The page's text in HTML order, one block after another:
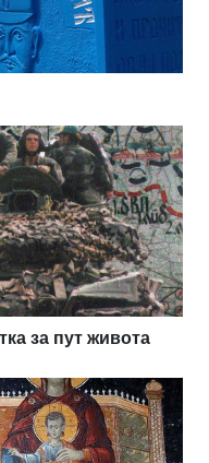
за пут живота